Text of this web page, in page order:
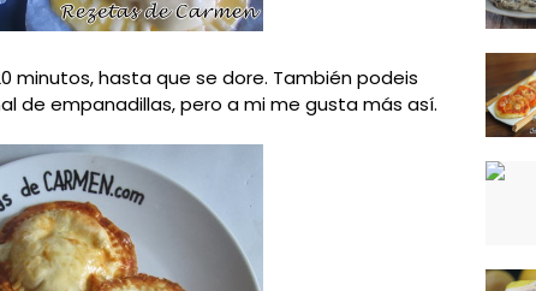
minutos, hasta que se dore. También podeis
de empanadillas, pero a mi me gusta más así.